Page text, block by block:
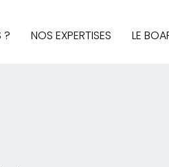
?
NOS EXPERTISES
LE